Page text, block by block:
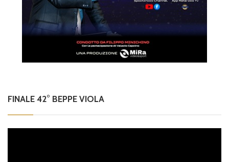
FINALE 42° BEPPE VIOLA